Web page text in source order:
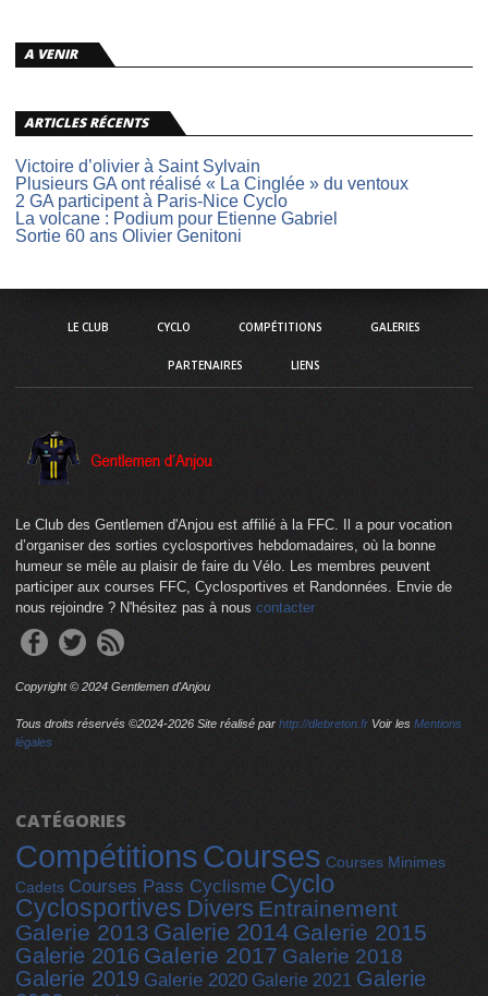
A VENIR
ARTICLES RÉCENTS
Victoire d’olivier à Saint Sylvain
Plusieurs GA ont réalisé « La Cinglée » du ventoux
2 GA participent à Paris-Nice Cyclo
La volcane : Podium pour Etienne Gabriel
Sortie 60 ans Olivier Genitoni
LE CLUB CYCLO COMPÉTITIONS GALERIES
PARTENAIRES LIENS
Le Club des Gentlemen d'Anjou est affilié à la FFC. Il a pour vocation
d’organiser des sorties cyclosportives hebdomadaires, où la bonne
humeur se mêle au plaisir de faire du Vélo. Les membres peuvent
participer aux courses FFC, Cyclosportives et Randonnées. Envie de
nous rejoindre ? N'hésitez pas à nous contacter
Copyright © 2024 Gentlemen d'Anjou
Tous droits réservés ©2024-2026 Site réalisé par http://dlebreton.fr Voir les Mentions
légales
CATÉGORIES
CompétitionsCourses Courses Minimes
Cadets Courses Pass Cyclisme Cyclo
Cyclosportives Divers Entrainement
Galerie 2013 Galerie 2014 Galerie 2015
Galerie 2016 Galerie 2017 Galerie 2018
Galerie 2019 Galerie 2020 Galerie 2021 Galerie